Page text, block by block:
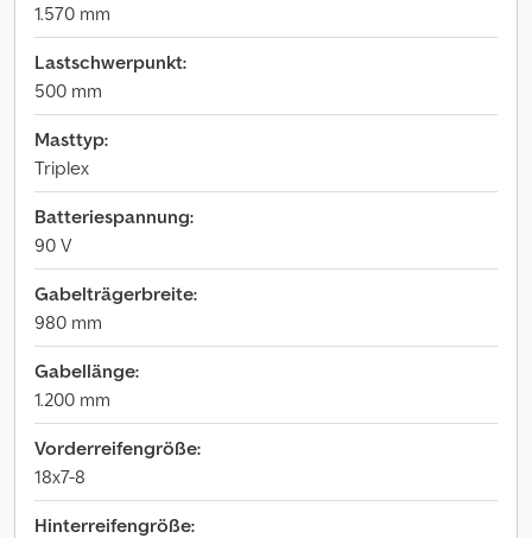
1.570 mm
Lastschwerpunkt:
500 mm
Masttyp:
Triplex
Batteriespannung:
90 V
Gabelträgerbreite:
980 mm
Gabellänge:
1.200 mm
Vorderreifengröße:
18x7-8
Hinterreifengröße: